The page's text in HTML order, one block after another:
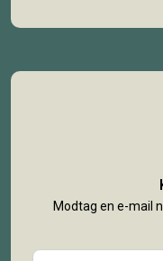
Modtag en e-mail